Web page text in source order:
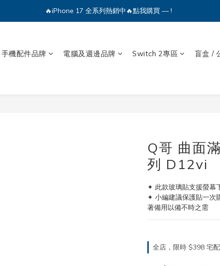
🔥iPhone 17 全系列熱銷中🔥點我購買 — !
手機配件品牌 電腦及週邊品牌 Switch 2專區 盲盒 /
Q哥 曲面
列 D12vi
✦ 此款玻璃貼支援螢幕
✦ 小編建議保護貼一次
著備用以備不時之需
全店，限時 $398 宅